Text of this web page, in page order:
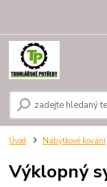
Úvod Nábytkové kování
Výklopný